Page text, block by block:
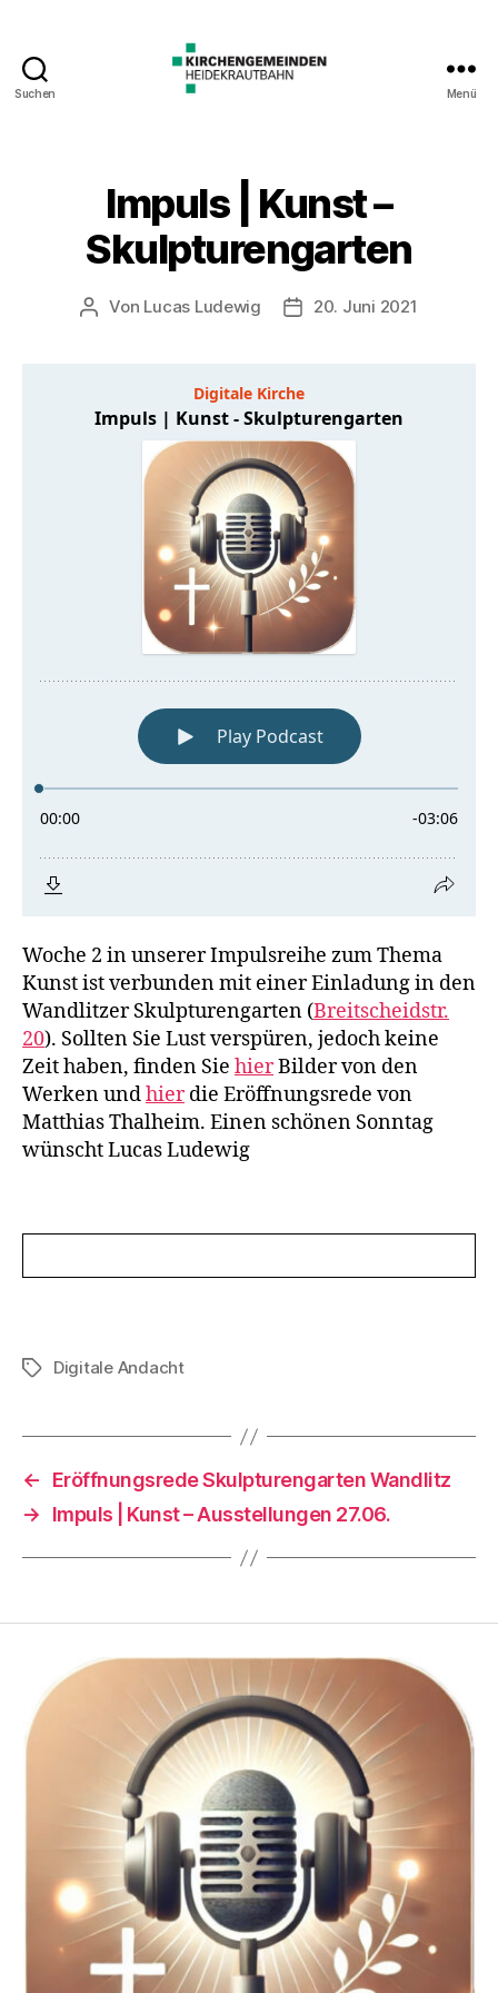
Suchen Menü
Impuls | Kunst –
Skulpturengarten
Beitragsautor
Von Lucas Ludewig Veröffentlichungsdatum
20. Juni 2021
Woche 2 in unserer Impulsreihe zum Thema
Kunst ist verbunden mit einer Einladung in den
Wandlitzer Skulpturengarten (Breitscheidstr.
20). Sollten Sie Lust verspüren, jedoch keine
Zeit haben, finden Sie hierBilder von den
Werken undhierdie Eröffnungsrede von
Matthias Thalheim. Einen schönen Sonntag
wünscht Lucas Ludewig
Schlagwörter
Digitale Andacht
←
Eröffnungsrede Skulpturengarten Wandlitz
→
Impuls | Kunst – Ausstellungen 27.06.